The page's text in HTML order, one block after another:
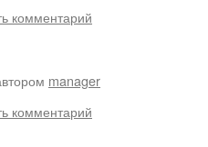
комментарий
manager
комментарий